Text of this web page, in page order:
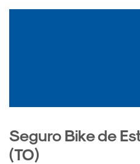
Seguro Bike de
(TO)